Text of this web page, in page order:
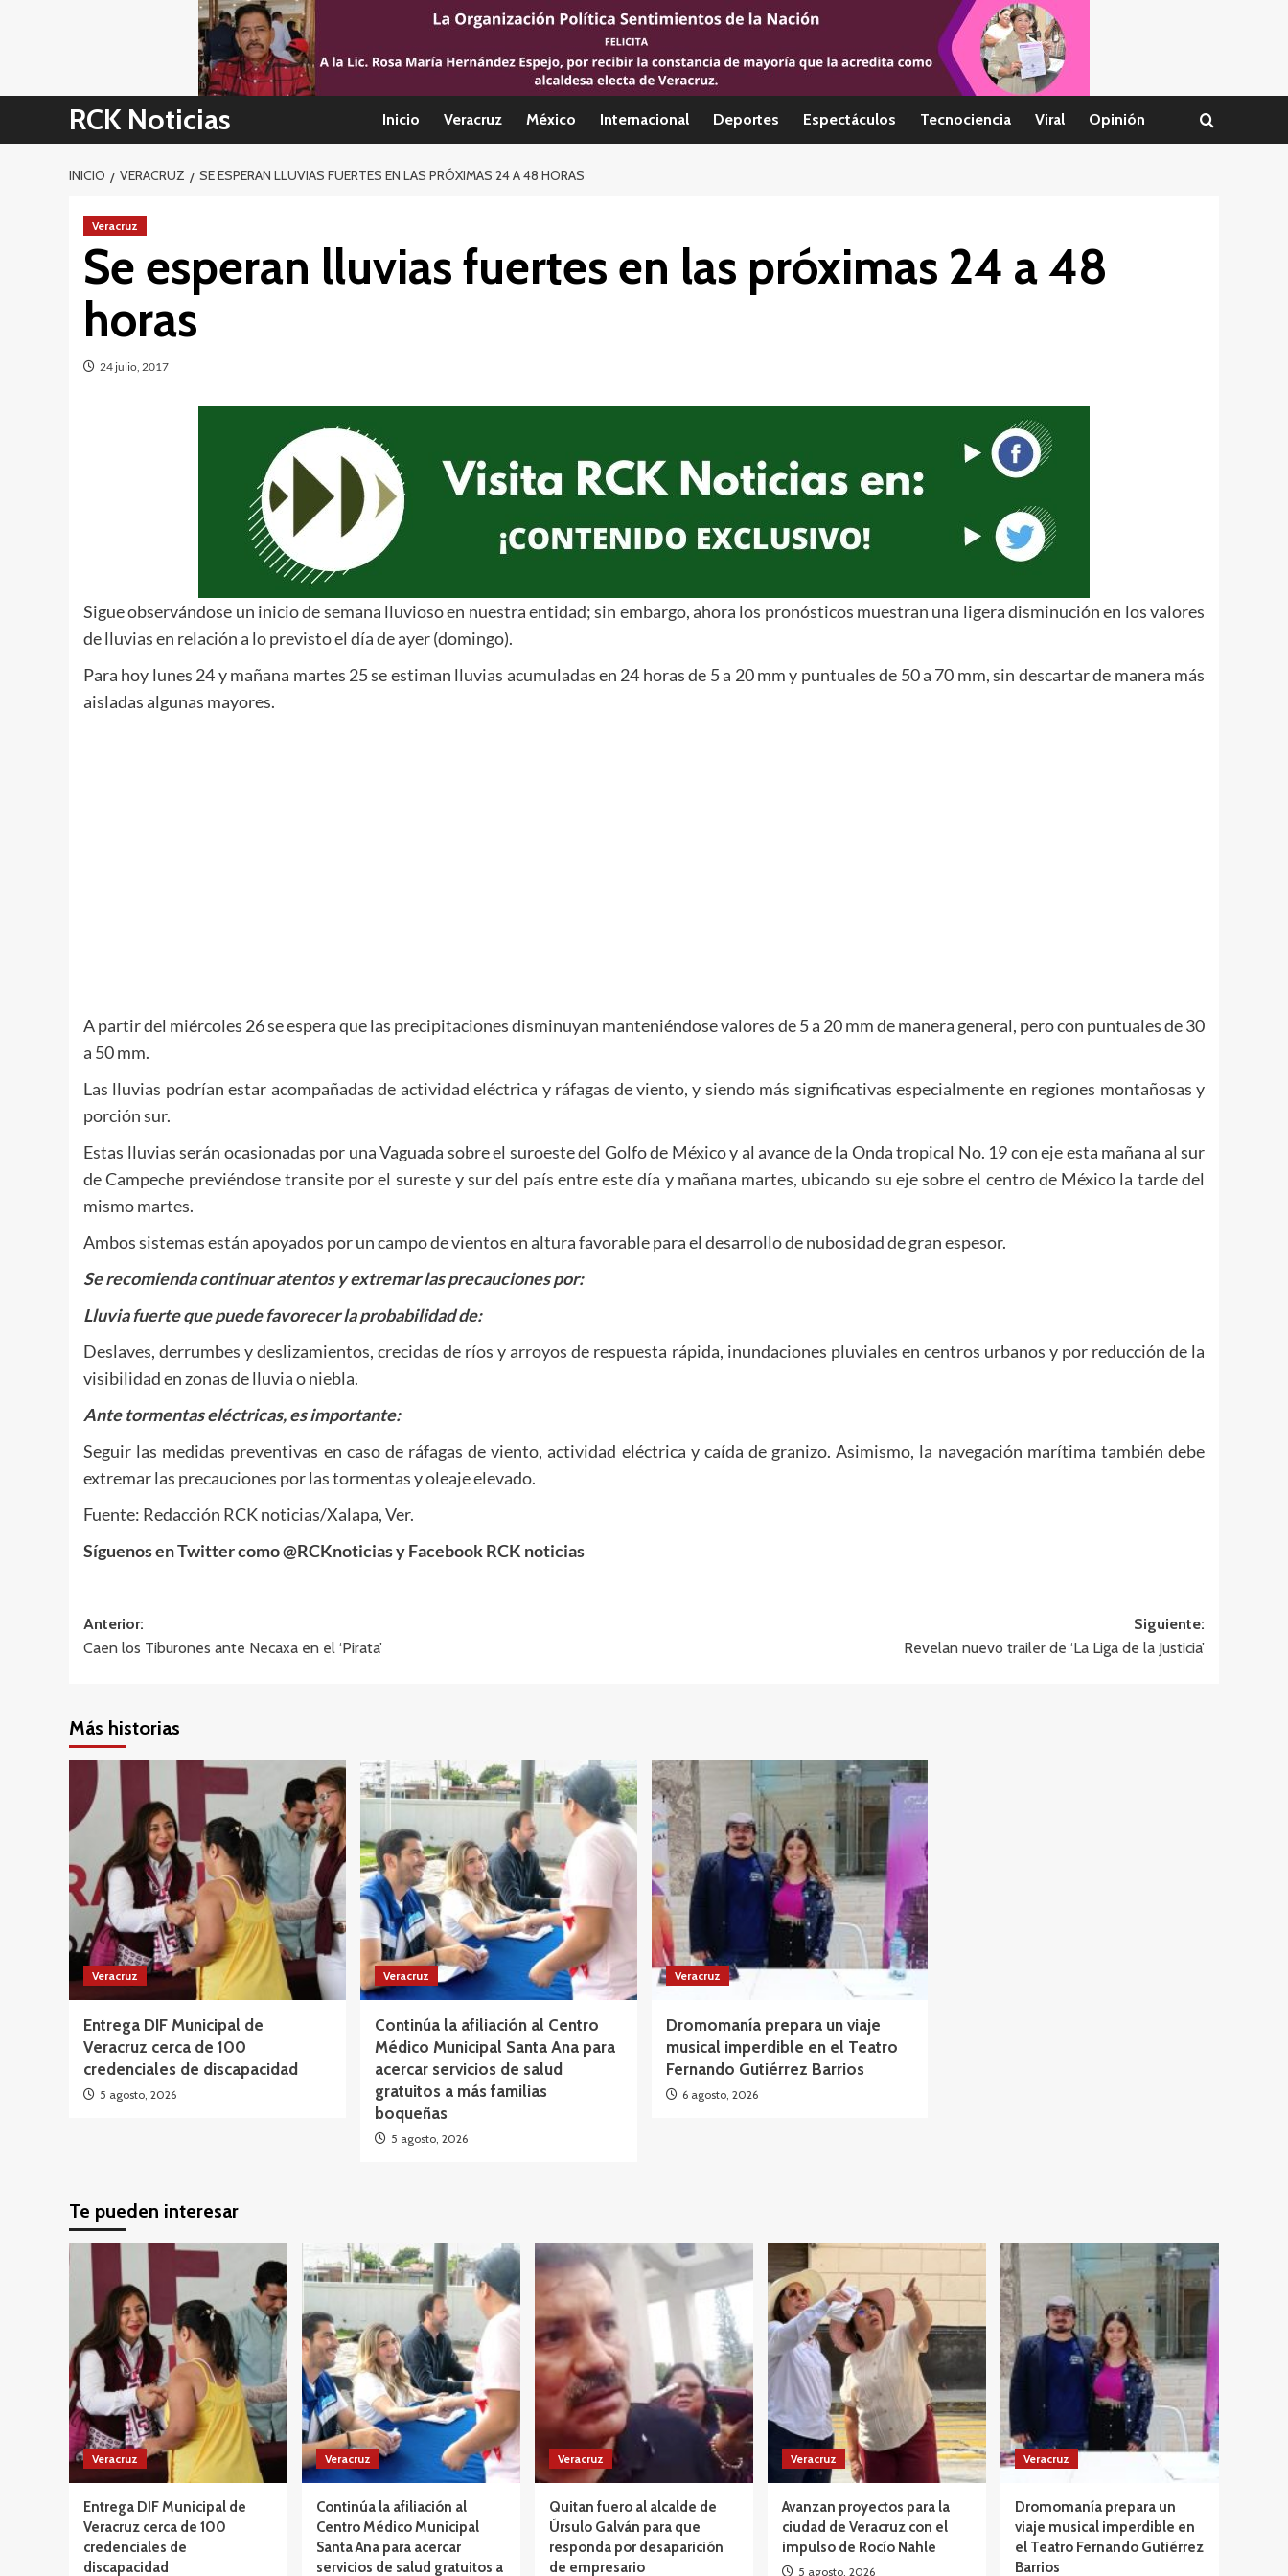
RCK Noticias Inicio Veracruz México Internacional Deportes Espectáculos Tecnociencia Viral Opinión
INICIO VERACRUZ SE ESPERAN LLUVIAS FUERTES EN LAS PRÓXIMAS 24 A 48 HORAS
Veracruz
Se esperan lluvias fuertes en las próximas 24 a 48
horas
24 julio, 2017
Sigue observándose un inicio de semana lluvioso en nuestra entidad; sin embargo, ahora los pronósticos muestran una ligera disminución en los valores
de lluvias en relación a lo previsto el día de ayer (domingo).
Para hoy lunes 24 y mañana martes 25 se estiman lluvias acumuladas en 24 horas de 5 a 20 mm y puntuales de 50 a 70 mm, sin descartar de manera más
aisladas algunas mayores.
A partir del miércoles 26 se espera que las precipitaciones disminuyan manteniéndose valores de 5 a 20 mm de manera general, pero con puntuales de 30
a 50 mm.
Las lluvias podrían estar acompañadas de actividad eléctrica y ráfagas de viento, y siendo más significativas especialmente en regiones montañosas y
porción sur.
Estas lluvias serán ocasionadas por una Vaguada sobre el suroeste del Golfo de México y al avance de la Onda tropical No. 19 con eje esta mañana al sur
de Campeche previéndose transite por el sureste y sur del país entre este día y mañana martes, ubicando su eje sobre el centro de México la tarde del
mismo martes.
Ambos sistemas están apoyados por un campo de vientos en altura favorable para el desarrollo de nubosidad de gran espesor.
Se recomienda continuar atentos y extremar las precauciones por:
Lluvia fuerte que puede favorecer la probabilidad de:
Deslaves, derrumbes y deslizamientos, crecidas de ríos y arroyos de respuesta rápida, inundaciones pluviales en centros urbanos y por reducción de la
visibilidad en zonas de lluvia o niebla.
Ante tormentas eléctricas, es importante:
Seguir las medidas preventivas en caso de ráfagas de viento, actividad eléctrica y caída de granizo. Asimismo, la navegación marítima también debe
extremar las precauciones por las tormentas y oleaje elevado.
Fuente: Redacción RCK noticias/Xalapa, Ver.
Síguenos en Twitter como @RCKnoticias y Facebook RCK noticias
Navegación
de
Anterior:
Caen los Tiburones ante Necaxa en el ‘Pirata’
Siguiente:
Revelan nuevo trailer de ‘La Liga de la Justicia’
Más historias
Veracruz
Entrega DIF Municipal de
Veracruz cerca de 100
credenciales de discapacidad
5 agosto, 2026
Veracruz
Continúa la afiliación al Centro
Médico Municipal Santa Ana para
acercar servicios de salud
gratuitos a más familias
boqueñas
5 agosto, 2026
Veracruz
Dromomanía prepara un viaje
musical imperdible en el Teatro
Fernando Gutiérrez Barrios
6 agosto, 2026
Te pueden interesar
Veracruz
Entrega DIF Municipal de
Veracruz cerca de 100
credenciales de
discapacidad
Veracruz
Continúa la afiliación al
Centro Médico Municipal
Santa Ana para acercar
servicios de salud gratuitos a
Veracruz
Quitan fuero al alcalde de
Úrsulo Galván para que
responda por desaparición
de empresario
Veracruz
Avanzan proyectos para la
ciudad de Veracruz con el
impulso de Rocío Nahle
5 agosto, 2026
Veracruz
Dromomanía prepara un
viaje musical imperdible en
el Teatro Fernando Gutiérrez
Barrios